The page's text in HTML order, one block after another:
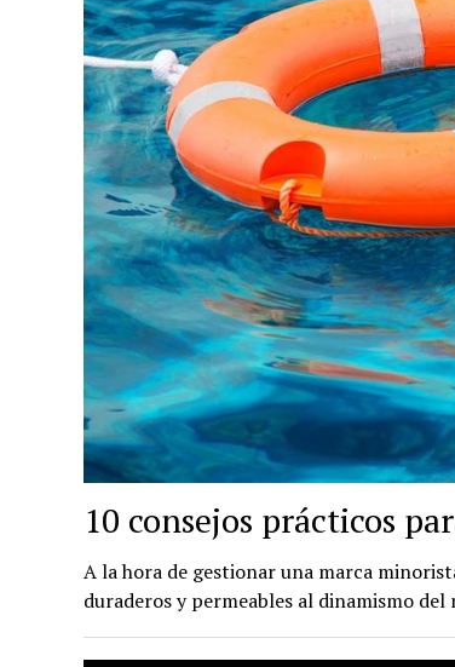
10 consejos prácticos
A la hora de gestionar una marca
duraderos y permeables al dinamismo